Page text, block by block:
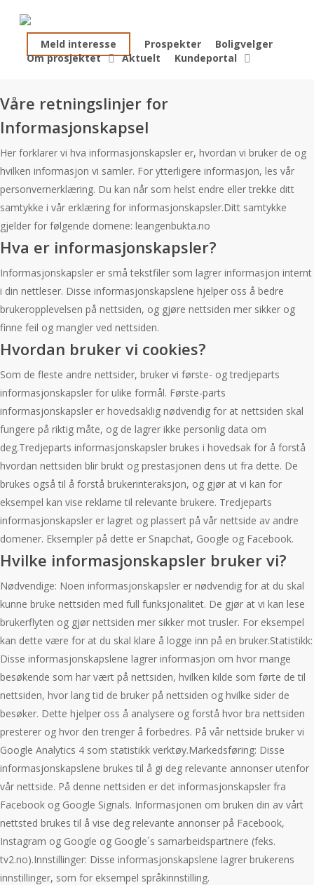
content
Meld interesse Prospekter
Boligvelger
Om prosjektet
Aktuelt Kundeportal
Våre retningslinjer for
Informasjonskapsel
Her forklarer vi hva informasjonskapsler er, hvordan vi bruker de og
hvilken informasjon vi samler. For ytterligere informasjon, les vår
personvernerklæring. Du kan når som helst endre eller trekke ditt
samtykke i vår erklæring for informasjonskapsler.Ditt samtykke
gjelder for følgende domene: leangenbukta.no
Hva er informasjonskapsler?
Informasjonskapsler er små tekstfiler som lagrer informasjon internt
i din nettleser. Disse informasjonskapslene hjelper oss å bedre
brukeropplevelsen på nettsiden, og gjøre nettsiden mer sikker og
finne feil og mangler ved nettsiden.
Hvordan bruker vi cookies?
Som de fleste andre nettsider, bruker vi første- og tredjeparts
informasjonskapsler for ulike formål. Første-parts
informasjonskapsler er hovedsaklig nødvendig for at nettsiden skal
fungere på riktig måte, og de lagrer ikke personlig data om
deg.Tredjeparts informasjonskapsler brukes i hovedsak for å forstå
hvordan nettsiden blir brukt og prestasjonen dens ut fra dette. De
brukes også til å forstå brukerinteraksjon, og gjør at vi kan for
eksempel kan vise reklame til relevante brukere. Tredjeparts
informasjonskapsler er lagret og plassert på vår nettside av andre
domener. Eksempler på dette er Snapchat, Google og Facebook.
Hvilke informasjonskapsler bruker vi?
Nødvendige: Noen informasjonskapsler er nødvendig for at du skal
kunne bruke nettsiden med full funksjonalitet. De gjør at vi kan lese
brukerflyten og gjør nettsiden mer sikker mot trusler. For eksempel
kan dette være for at du skal klare å logge inn på en bruker.Statistikk:
Disse informasjonskapslene lagrer informasjon om hvor mange
besøkende som har vært på nettsiden, hvilken kilde som førte de til
nettsiden, hvor lang tid de bruker på nettsiden og hvilke sider de
besøker. Dette hjelper oss å analysere og forstå hvor bra nettsiden
presterer og hvor den trenger å forbedres. På vår nettside bruker vi
Google Analytics 4 som statistikk verktøy.Markedsføring: Disse
informasjonskapslene brukes til å gi deg relevante annonser utenfor
vår nettside. På denne nettsiden er det informasjonskapsler fra
Facebook og Google Signals. Informasjonen om bruken din av vårt
nettsted brukes til å vise deg relevante annonser på Facebook,
Instagram og Google og Google´s samarbeidspartnere (feks.
tv2.no).Innstillinger: Disse informasjonskapslene lagrer brukerens
innstillinger, som for eksempel språkinnstilling.